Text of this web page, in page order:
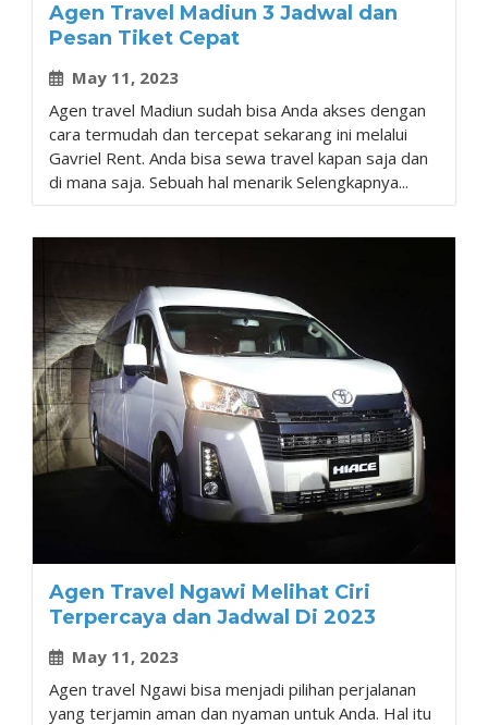
Agen Travel Madiun 3 Jadwal dan
Pesan Tiket Cepat
May 11, 2023
Agen travel Madiun sudah bisa Anda akses dengan
cara termudah dan tercepat sekarang ini melalui
Gavriel Rent. Anda bisa sewa travel kapan saja dan
di mana saja. Sebuah hal menarik Selengkapnya...
Agen Travel Ngawi Melihat Ciri
Terpercaya dan Jadwal Di 2023
May 11, 2023
Agen travel Ngawi bisa menjadi pilihan perjalanan
yang terjamin aman dan nyaman untuk Anda. Hal itu